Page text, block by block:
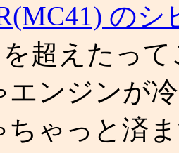
の
を超えたっ
エンジンが
ちゃっと済